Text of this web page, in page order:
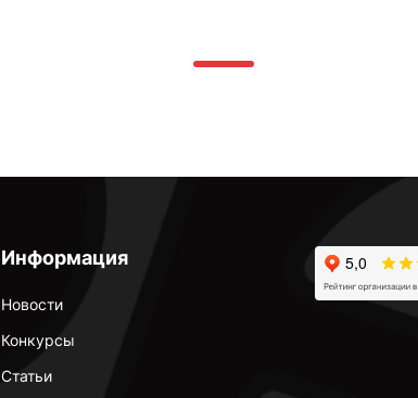
Информация
Новости
Конкурсы
Статьи